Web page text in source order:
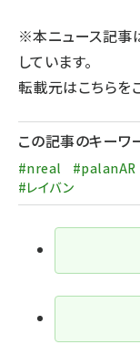
※本ニュース記事
しています。
転載元はこちらを
この記事のキーワ
#nreal #palanAR
#レイバン